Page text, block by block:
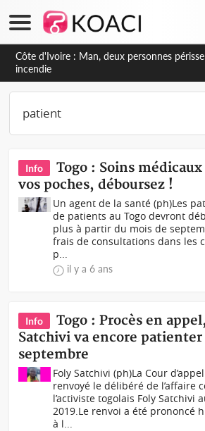
Info
Togo : Soins
vos poches, déboursez !
Un agent de la santé (ph)Les
de patients au Togo devront
plus à partir du mois de
frais de consultations dans les
p...
il y a 6 ans
Info
Togo : Procès en
Satchivi va encore patienter
septembre
Foly Satchivi (ph)La Cour
renvoyé le délibéré de l’affaire
l’activiste togolais Foly Satchivi
2019.Le renvoi a été prononcé
à l...